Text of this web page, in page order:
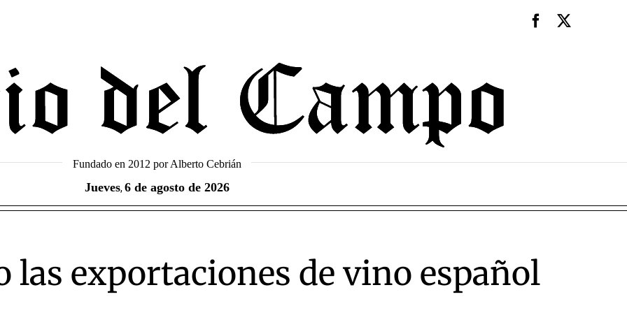
Fundado en 2012 por Alberto Cebrián
Jueves,6 de agosto de 2026
las exportaciones de vino español